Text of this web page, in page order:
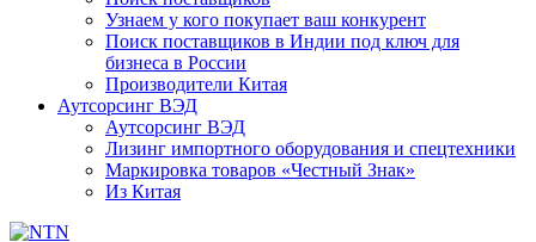
Узнаем у кого покупает ваш конкурент
Поиск поставщиков в Индии под ключ для
бизнеса в России
Производители Китая
Аутсорсинг ВЭД
Аутсорсинг ВЭД
Лизинг импортного оборудования и спецтехники
Маркировка товаров «Честный Знак»
Из Китая